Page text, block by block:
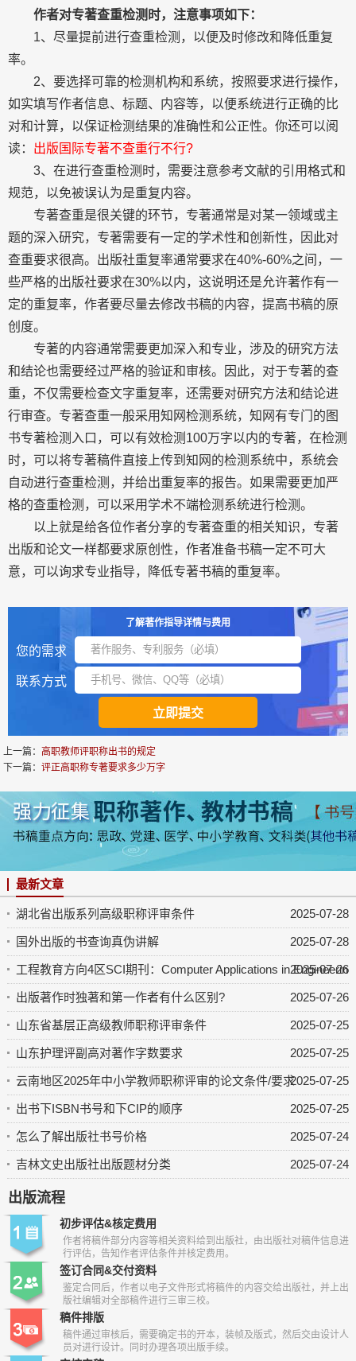
作者对专著查重检测时，注意事项如下：
1、尽量提前进行查重检测，以便及时修改和降低重复
率。
2、要选择可靠的检测机构和系统，按照要求进行操作，
如实填写作者信息、标题、内容等，以便系统进行正确的比
对和计算，以保证检测结果的准确性和公正性。你还可以阅
读： 出版国际专著不查重行不行?
3、在进行查重检测时，需要注意参考文献的引用格式和
规范，以免被误认为是重复内容。
专著查重是很关键的环节，专著通常是对某一领域或主
题的深入研究，专著需要有一定的学术性和创新性，因此对
查重要求很高。出版社重复率通常要求在40%-60%之间，一
些严格的出版社要求在30%以内，这说明还是允许著作有一
定的重复率，作者要尽量去修改书稿的内容，提高书稿的原
创度。
专著的内容通常需要更加深入和专业，涉及的研究方法
和结论也需要经过严格的验证和审核。因此，对于专著的查
重，不仅需要检查文字重复率，还需要对研究方法和结论进
行审查。专著查重一般采用知网检测系统，知网有专门的图
书专著检测入口，可以有效检测100万字以内的专著，在检测
时，可以将专著稿件直接上传到知网的检测系统中，系统会
自动进行查重检测，并给出重复率的报告。如果需要更加严
格的查重检测，可以采用学术不端检测系统进行检测。
以上就是给各位作者分享的专著查重的相关知识，专著
出版和论文一样都要求原创性，作者准备书稿一定不可大
意，可以询求专业指导，降低专著书稿的重复率。
了解著作指导详情与费用
您的需求
联系方式
上一篇： 高职教师评职称出书的规定
下一篇：评正高职称专著要求多少万字
最新文章
2025-07-28
湖北省出版系列高级职称评审条件
2025-07-28
国外出版的书查询真伪讲解
2025-07-26
工程教育方向4区SCI期刊：Computer Applications in
2025-07-26
出版著作时独著和第一作者有什么区别?
2025-07-25
山东省基层正高级教师职称评审条件
2025-07-25
山东护理评副高对著作字数要求
2025-07-25
云南地区2025年中小学教师职称评审的论文条件/要求
2025-07-25
出书下ISBN书号和下CIP的顺序
2025-07-24
怎么了解出版社书号价格
2025-07-24
吉林文史出版社出版题材分类
出版流程
初步评估&核定费用
作者将稿件部分内容等相关资料给到出版社，由出版社对稿件信息进
行评估，告知作者评估条件并核定费用。
签订合同&交付资料
鉴定合同后，作者以电子文件形式将稿件的内容交给出版社，并上出
版社编辑对全部稿件进行三审三校。
稿件排版
稿件通过审核后，需要确定书的开本，装帧及版式，然后交由设计人
员对进行设计。同时办理各项出版手续。